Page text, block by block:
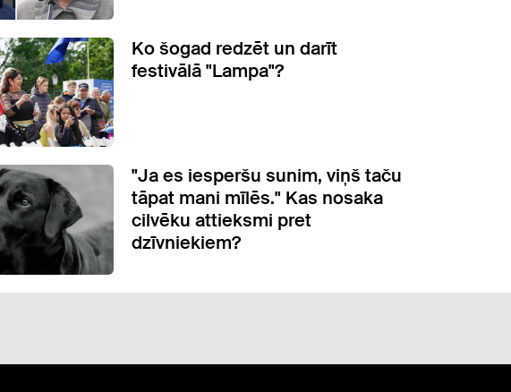
Ko šogad redzēt un darīt
festivālā "Lampa"?
"Ja es iesperšu sunim, viņš taču
tāpat mani mīlēs." Kas nosaka
cilvēku attieksmi pret
dzīvniekiem?